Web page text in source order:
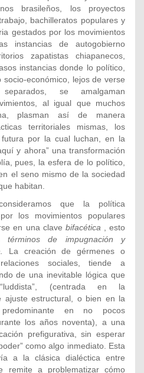
brasileños, los proyectos
bachilleratos populares y
gestados por los movimientos
instancias de autogobierno
zapatistas chiapanecos,
instancias donde lo político,
económico, lejos de verse
se amalgaman
al igual que muchos
plasman así de manera
territoriales mismas, los
por la cual luchan, en la
y ahora” una transformación
pues, la esfera de lo político,
el seno mismo de la sociedad
habitan.
que la política
los movimientos populares
en una clave bifacética , esto
términos de impugnación y
La creación de gérmenes o
sociales, tiende a
de una inevitable lógica que
(centrada en la
ajuste estructural, o bien en la
predominante en no pocos
los años noventa), a una
prefigurativa, sin esperar
como algo inmediato. Esta
a la clásica dialéctica entre
remite a problematizar cómo